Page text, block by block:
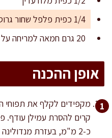
1/4 כפית פלפל שחור גרוס
20 גרם חמאה למריחה על התבנית
אופן ההכנה
מקפידים לקלף את תפוחי
קרים להסרת עמילן עודף.
כ-2 מ"מ, בעזרת